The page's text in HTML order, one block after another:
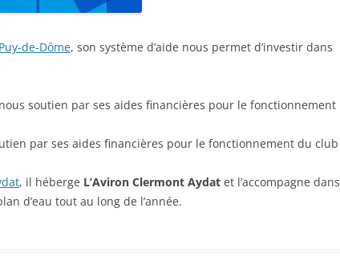
de-Dôme, son système d’aide nous permet d’investir dans
soutien par ses aides financières pour le fonctionnement
par ses aides financières pour le fonctionnement du club
, il héberge L’Aviron Clermont Aydat et l’accompagne dans
d’eau tout au long de l’année.